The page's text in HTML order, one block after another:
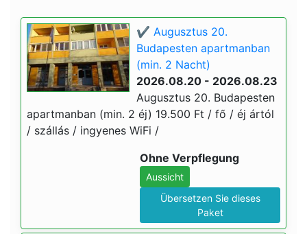
✔️ Augusztus 20.
Budapesten apartmanban
(min. 2 Nacht)
2026.08.20 - 2026.08.23
Augusztus 20. Budapesten
apartmanban (min. 2 éj) 19.500 Ft / fő / éj ártól
/ szállás / ingyenes WiFi /
Ohne Verpflegung
Aussicht
Übersetzen Sie dieses
Paket